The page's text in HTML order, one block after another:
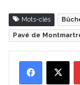
Mots-clés
Pavé de